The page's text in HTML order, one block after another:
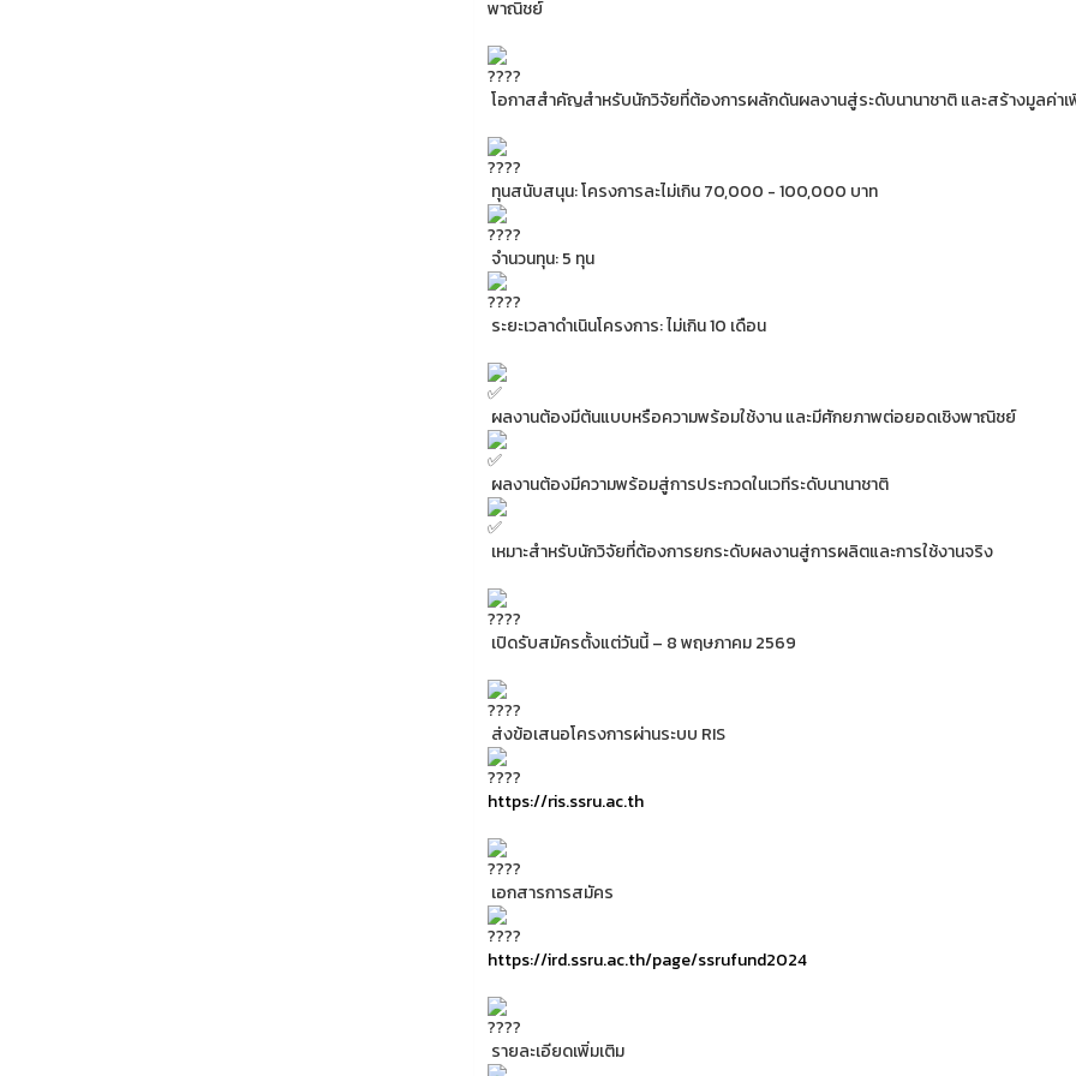
พาณิชย์
โอกาสสำคัญสำหรับนักวิจัยที่ต้องการผลักดันผลงานสู่ระดับนานาชาติ และสร้างมูลค่าเ
ทุนสนับสนุน: โครงการละไม่เกิน 70,000 - 100,000 บาท
จำนวนทุน: 5 ทุน
ระยะเวลาดำเนินโครงการ: ไม่เกิน 10 เดือน
ผลงานต้องมีต้นแบบหรือความพร้อมใช้งาน และมีศักยภาพต่อยอดเชิงพาณิชย์
ผลงานต้องมีความพร้อมสู่การประกวดในเวทีระดับนานาชาติ
เหมาะสำหรับนักวิจัยที่ต้องการยกระดับผลงานสู่การผลิตและการใช้งานจริง
เปิดรับสมัครตั้งแต่วันนี้ – 8 พฤษภาคม 2569
ส่งข้อเสนอโครงการผ่านระบบ RIS
https://ris.ssru.ac.th
เอกสารการสมัคร
https://ird.ssru.ac.th/page/ssrufund2024
รายละเอียดเพิ่มเติม